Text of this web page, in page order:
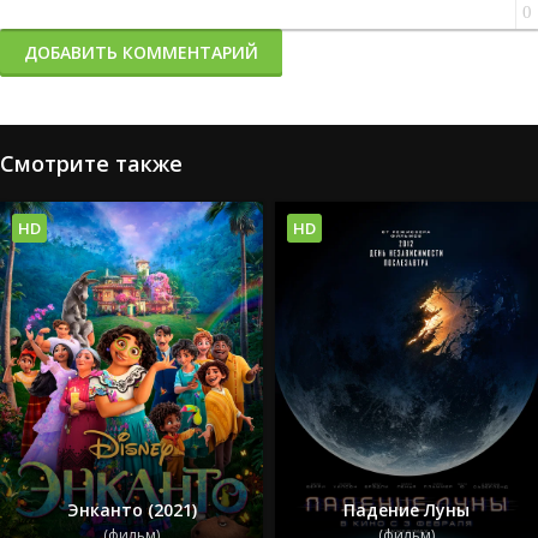
0
ДОБАВИТЬ КОММЕНТАРИЙ
Смотрите также
Энканто (2021)
HD
Падение Луны
HD